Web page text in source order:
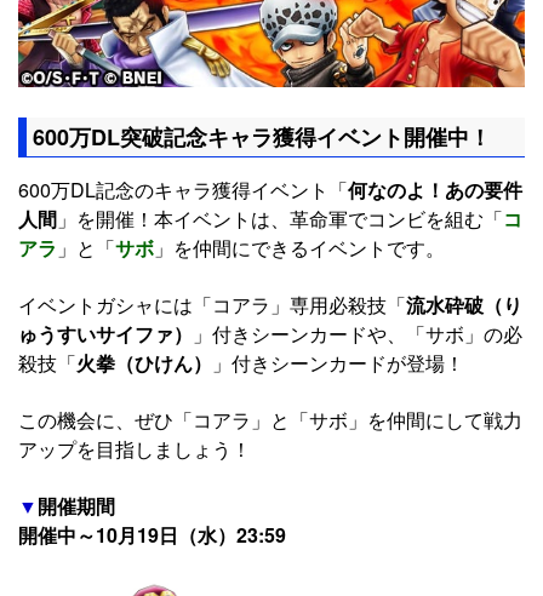
600万DL突破記念キャラ獲得イベント開催中！
600万DL記念のキャラ獲得イベント「何なのよ！あの要件
人間 」を開催！本イベントは、革命軍でコンビを組む「コ
アラ 」と「サボ 」を仲間にできるイベントです。
イベントガシャには「コアラ」専用必殺技「流水砕破（り
ゅうすいサイファ）
」付きシーンカードや、「サボ」の必
殺技「火拳（ひけん） 」付きシーンカードが登場！
この機会に、ぜひ「コアラ」と「サボ」を仲間にして戦力
アップを目指しましょう！
▼開催期間
開催中～10月19日（水）23:59